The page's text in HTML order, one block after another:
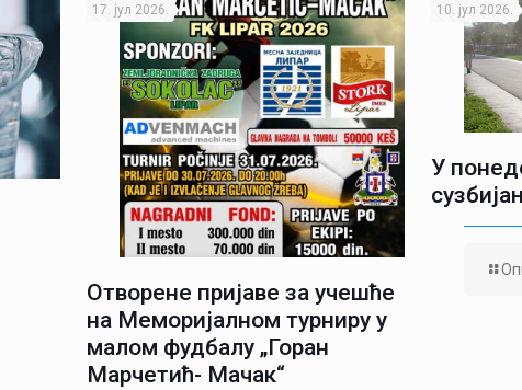
17. јул 2026.
Отворене пријаве за учешће
на Меморијалном турниру у
малом фудбалу „Горан
Марчетић- Мачак“
10. јул 2026.
У